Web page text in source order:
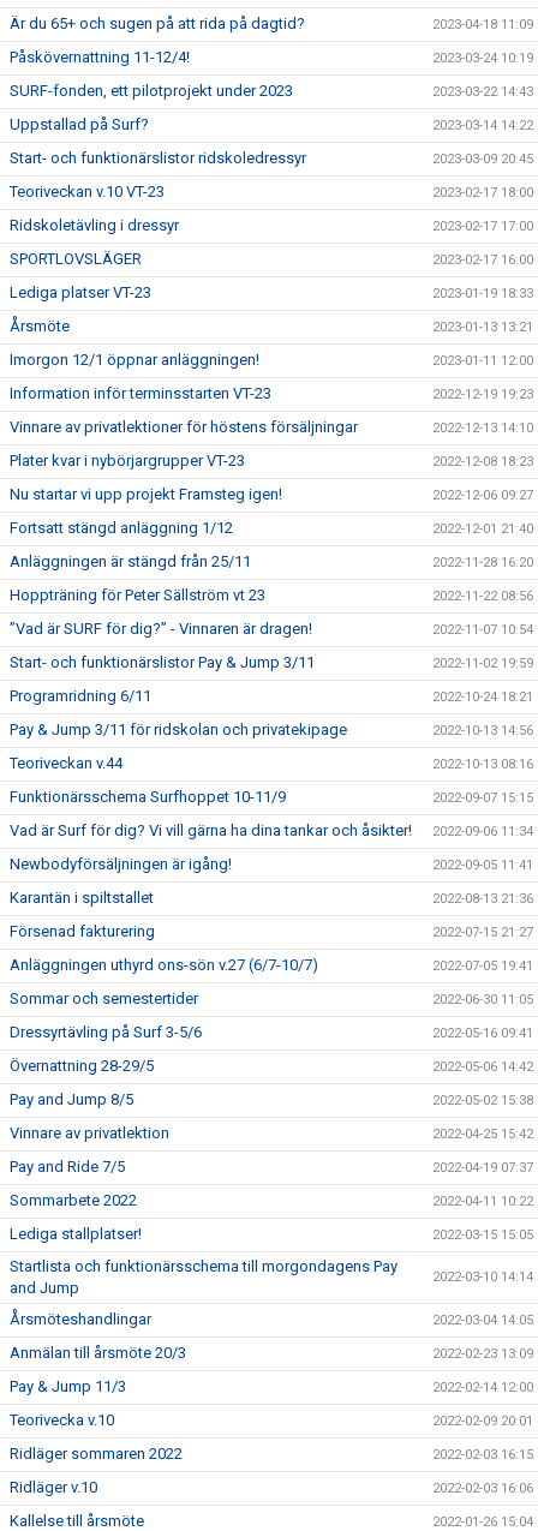
Är du 65+ och sugen på att rida på dagtid? 2023-04-18 11:09
Påskövernattning 11-12/4! 2023-03-24 10:19
SURF-fonden, ett pilotprojekt under 2023 2023-03-22 14:43
Uppstallad på Surf? 2023-03-14 14:22
Start- och funktionärslistor ridskoledressyr 2023-03-09 20:45
Teoriveckan v.10 VT-23 2023-02-17 18:00
Ridskoletävling i dressyr 2023-02-17 17:00
SPORTLOVSLÄGER 2023-02-17 16:00
Lediga platser VT-23 2023-01-19 18:33
Årsmöte 2023-01-13 13:21
Imorgon 12/1 öppnar anläggningen! 2023-01-11 12:00
Information inför terminsstarten VT-23 2022-12-19 19:23
Vinnare av privatlektioner för höstens försäljningar 2022-12-13 14:10
Plater kvar i nybörjargrupper VT-23 2022-12-08 18:23
Nu startar vi upp projekt Framsteg igen! 2022-12-06 09:27
Fortsatt stängd anläggning 1/12 2022-12-01 21:40
Anläggningen är stängd från 25/11 2022-11-28 16:20
Hoppträning för Peter Sällström vt 23 2022-11-22 08:56
”Vad är SURF för dig?” - Vinnaren är dragen! 2022-11-07 10:54
Start- och funktionärslistor Pay & Jump 3/11 2022-11-02 19:59
Programridning 6/11 2022-10-24 18:21
Pay & Jump 3/11 för ridskolan och privatekipage 2022-10-13 14:56
Teoriveckan v.44 2022-10-13 08:16
Funktionärsschema Surfhoppet 10-11/9 2022-09-07 15:15
Vad är Surf för dig? Vi vill gärna ha dina tankar och åsikter! 2022-09-06 11:34
Newbodyförsäljningen är igång! 2022-09-05 11:41
Karantän i spiltstallet 2022-08-13 21:36
Försenad fakturering 2022-07-15 21:27
Anläggningen uthyrd ons-sön v.27 (6/7-10/7) 2022-07-05 19:41
Sommar och semestertider 2022-06-30 11:05
Dressyrtävling på Surf 3-5/6 2022-05-16 09:41
Övernattning 28-29/5 2022-05-06 14:42
Pay and Jump 8/5 2022-05-02 15:38
Vinnare av privatlektion 2022-04-25 15:42
Pay and Ride 7/5 2022-04-19 07:37
Sommarbete 2022 2022-04-11 10:22
Lediga stallplatser! 2022-03-15 15:05
Startlista och funktionärsschema till morgondagens Pay
and Jump
2022-03-10 14:14
Årsmöteshandlingar 2022-03-04 14:05
Anmälan till årsmöte 20/3 2022-02-23 13:09
Pay & Jump 11/3 2022-02-14 12:00
Teorivecka v.10 2022-02-09 20:01
Ridläger sommaren 2022 2022-02-03 16:15
Ridläger v.10 2022-02-03 16:06
Kallelse till årsmöte 2022-01-26 15:04